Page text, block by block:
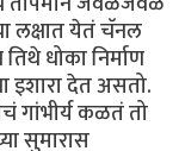
लक्षात येतं चॅनल
धोका निर्माण
देत असतो.
गांभीर्य कळतं तो
सुमारास